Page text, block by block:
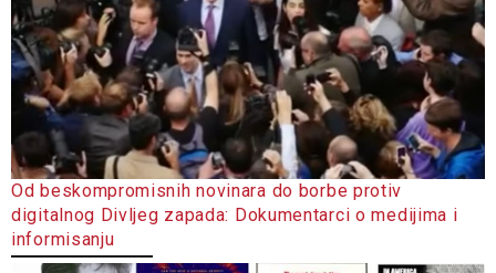
Od beskompromisnih novinara do borbe protiv
digitalnog Divljeg zapada: Dokumentarci o medijima i
informisanju